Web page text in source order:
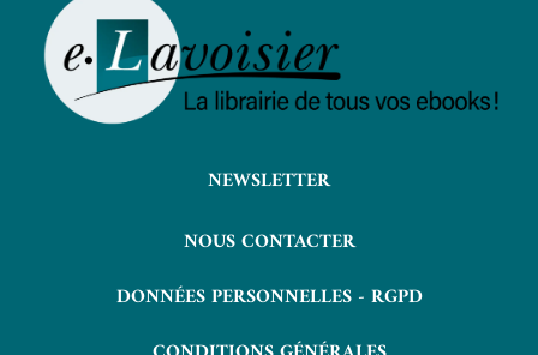
NEWSLETTER
NOUS CONTACTER
DONNÉES PERSONNELLES - RGPD